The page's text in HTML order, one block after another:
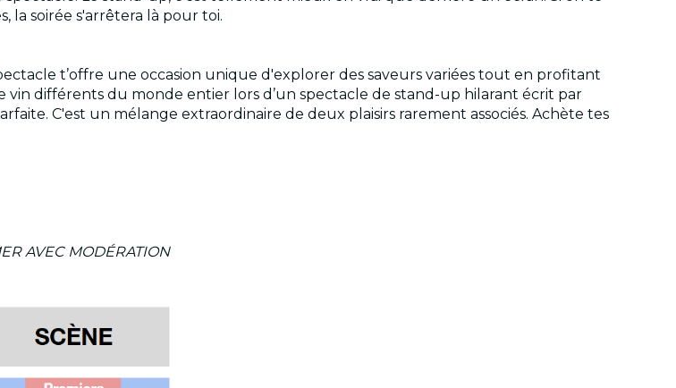
la soirée s'arrêtera là pour toi.
t’offre une occasion unique d'explorer des saveurs variées tout en profitant
différents du monde entier lors d’un spectacle de stand-up hilarant écrit par
C'est un mélange extraordinaire de deux plaisirs rarement associés. Achète tes
AVEC MODÉRATION